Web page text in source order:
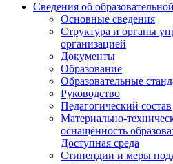
Сведения об
Основные сведения
Структура и органы
организацией
Документы
Образование
Образовательные
Руководство
Педагогический состав
Материально-
оснащённость
Доступная среда
Стипендии и меры